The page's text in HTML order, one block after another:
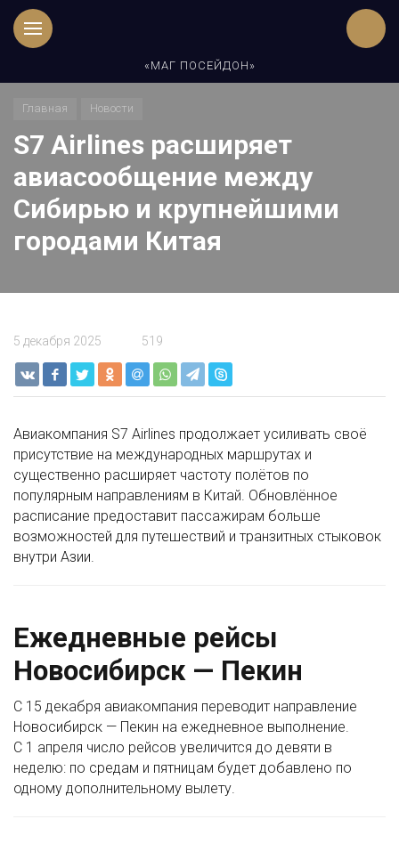
«МАГ ПОСЕЙДОН»
Главная Новости
S7 Airlines расширяет
авиасообщение между
Сибирью и крупнейшими
городами Китая
5 декабря 2025 519
Авиакомпания S7 Airlines продолжает усиливать своё
присутствие на международных маршрутах и
существенно расширяет частоту полётов по
популярным направлениям в Китай. Обновлённое
расписание предоставит пассажирам больше
возможностей для путешествий и транзитных стыковок
внутри Азии.
Ежедневные рейсы
Новосибирск — Пекин
С 15 декабря авиакомпания переводит направление
Новосибирск — Пекин на ежедневное выполнение.
С 1 апреля число рейсов увеличится до девяти в
неделю: по средам и пятницам будет добавлено по
одному дополнительному вылету.